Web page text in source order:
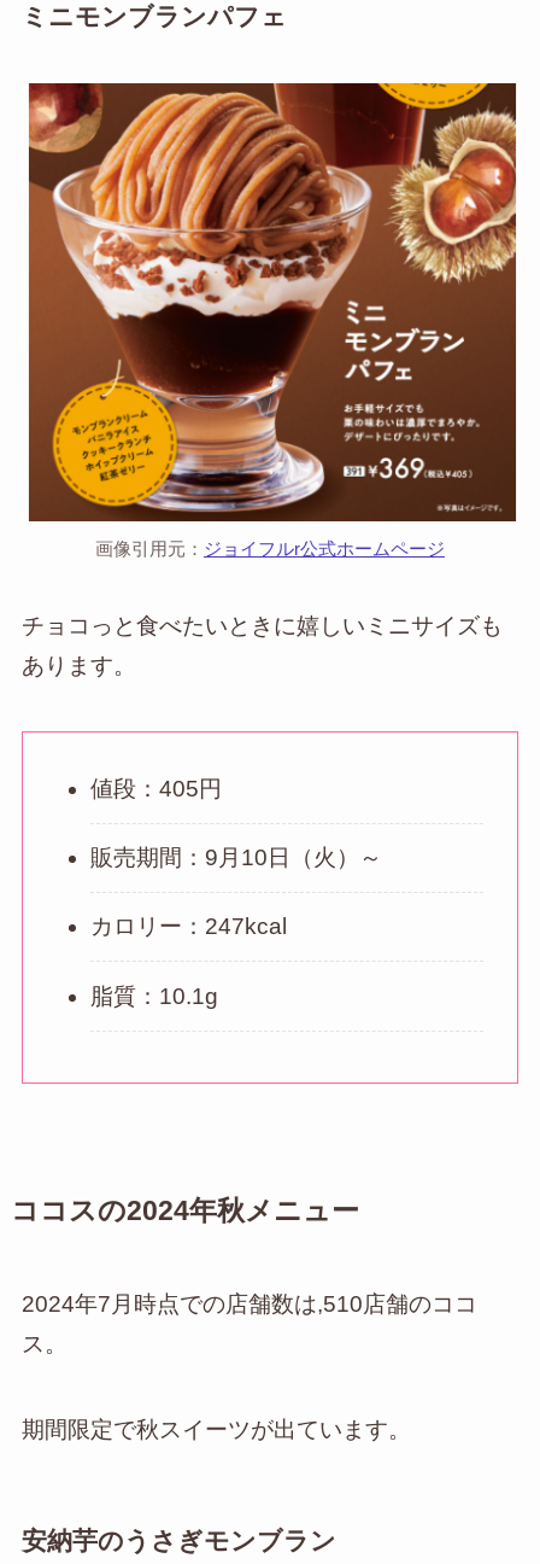
ミニモンブランパフェ
画像引用元： ジョイフルr公式ホームページ
チョコっと食べたいときに嬉しいミニサイズも
あります。
値段：405円
販売期間：9月10日（火）～
カロリー：247kcal
脂質：10.1g
ココスの2024年秋メニュー
2024年7月時点での店舗数は,510店舗のココ
ス。
期間限定で秋スイーツが出ています。
安納芋のうさぎモンブラン